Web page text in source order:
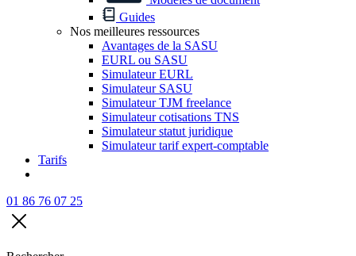
Guides
Nos meilleures ressources
Avantages de la SASU
EURL ou SASU
Simulateur EURL
Simulateur SASU
Simulateur TJM freelance
Simulateur cotisations TNS
Simulateur statut juridique
Simulateur tarif expert-comptable
Tarifs
01 86 76 07 25